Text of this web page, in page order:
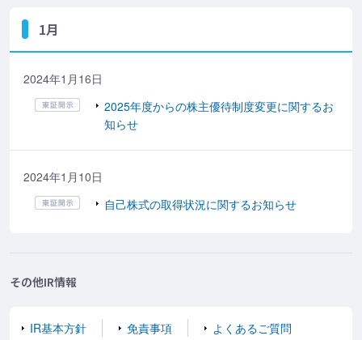
1月
2024年1月16日
2025年度からの株主優待制度変更に関するお
知らせ
2024年1月10日
自己株式の取得状況に関するお知らせ
その他IR情報
IR基本方針 免責事項
よくあるご質問